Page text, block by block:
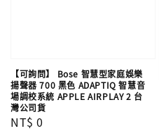
【可詢問】 Bose 智慧型家庭娛樂
揚聲器 700 黑色 ADAPTIQ 智慧音
場調校系統 APPLE AIRPLAY 2 台
灣公司貨
Regular
NT$ 0